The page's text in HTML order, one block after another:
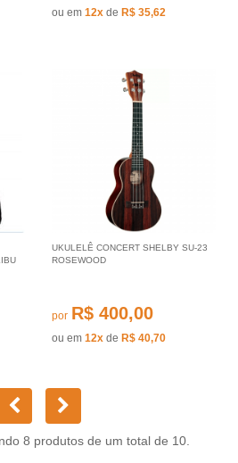
ou em 12x de R$ 35,62
UKULELÊ CONCERT SHELBY SU-23
ROSEWOOD
por R$ 400,00
ou em 12x de R$ 40,70
8 produtos de um total de 10.